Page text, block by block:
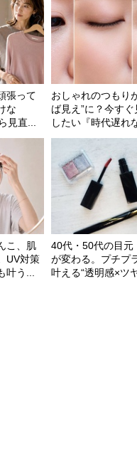
張って
な
見直...
おしゃれのつもり
ば見え”に？今すぐ
したい『時代遅れ
こ、肌
UV対策
叶う...
40代・50代の目元
が変わる。プチプ
叶える“透明感×ツ